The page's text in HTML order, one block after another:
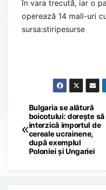
în vara trecută, iar o
operează 14 mall-uri
sursa:stiripesurse
Post
navigation
Bulgaria se alătură
boicotului: dorește să
interzică importul de
cereale ucrainene,
după exemplul
Poloniei și Ungariei